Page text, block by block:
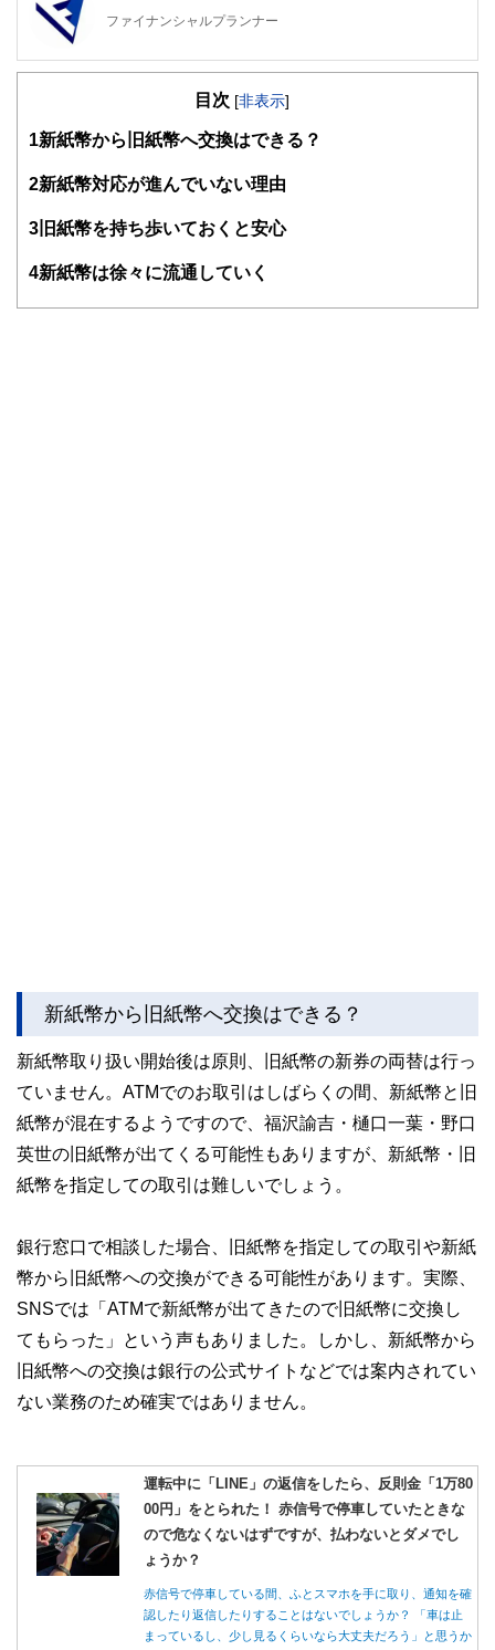
ファイナンシャルプランナー
FinancialField編集部は、金融、経済に関する記事を、日々
知識がない方でも理解できるようわかりやすく発信していま
得者を中心に「お金や暮らし」に関する書籍・雑誌の編集経
験者で構成され、企画立案から記事掲載まですべての工程に
関わることで、読者目線のコンテンツを追求しています。
護士、税理士、宅地建物取引士、相続診断士、住宅ローンア
目次 [非表示]
1 新紙幣から旧紙幣へ交換はできる？
2新紙幣対応が進んでいない理由
3 旧紙幣を持ち歩いておくと安心
4新紙幣は徐々に流通していく
新紙幣から旧紙幣へ交換はできる？
新紙幣取り扱い開始後は原則、旧紙幣の新券の両替は行っ
ていません。ATMでのお取引はしばらくの間、新紙幣と旧
紙幣が混在するようですので、福沢諭吉・樋口一葉・野口
英世の旧紙幣が出てくる可能性もありますが、新紙幣・旧
紙幣を指定しての取引は難しいでしょう。
銀行窓口で相談した場合、旧紙幣を指定しての取引や新紙
幣から旧紙幣への交換ができる可能性があります。実際、
SNSでは「ATMで新紙幣が出てきたので旧紙幣に交換し
てもらった」という声もありました。しかし、新紙幣から
旧紙幣への交換は銀行の公式サイトなどでは案内されてい
ない業務のため確実ではありません。
運転中に「LINE」の返信をしたら、反則金「1万80
00円」をとられた！ 赤信号で停車していたときな
ので危なくないはずですが、払わないとダメでし
ょうか？
赤信号で停車している間、ふとスマホを手に取り、通知を確
認したり返信したりすることはないでしょうか？ 「車は止
まっているし、少し見るくらいなら大丈夫だろう」と思うか